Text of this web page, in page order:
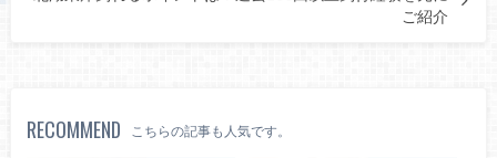
ご紹介
RECOMMEND こちらの記事も人気です。